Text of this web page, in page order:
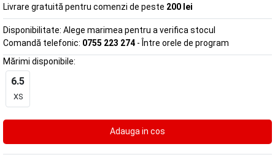
Livrare gratuită pentru comenzi de peste 200 lei
Disponibilitate: Alege marimea pentru a verifica stocul
Comandă telefonic: 0755 223 274 - Între orele de program
Mărimi disponibile:
6.5
XS